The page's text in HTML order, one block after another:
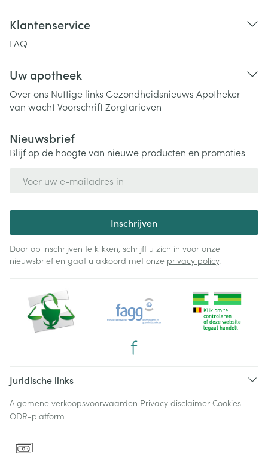
Klantenservice
FAQ
Uw apotheek
Over ons Nuttige links Gezondheidsnieuws Apotheker
van wachtVoorschriftZorgtarieven
Nieuwsbrief
Blijf op de hoogte van nieuwe producten en promoties
Inschrijven
Door op inschrijven te klikken, schrijft u zich in voor onze
nieuwsbrief en gaat u akkoord met onze privacy policy.
Juridische links
Algemene verkoopsvoorwaarden Privacy disclaimer Cookies
ODR-platform